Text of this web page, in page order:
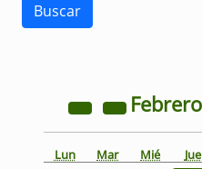
Febrero
Lun Mar Mié Jue